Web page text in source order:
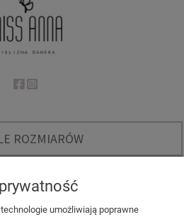
ROZMIARÓW
- KODY RABATOWE
umożliwiają poprawne